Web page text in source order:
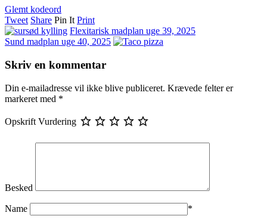
Glemt kodeord
Tweet Share Pin It Print
Flexitarisk madplan uge 39, 2025
Sund madplan uge 40, 2025
Skriv en kommentar
Din e-mailadresse vil ikke blive publiceret. Krævede felter er
markeret med *
Opskrift Vurdering
Besked
Name *